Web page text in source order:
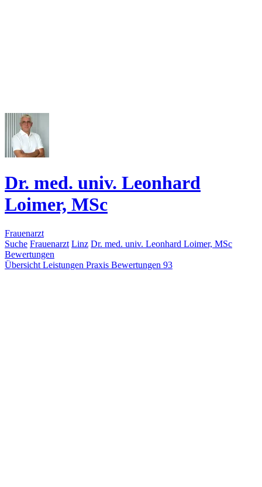
Dr. med. univ. Leonhard
Loimer, MSc
Frauenarzt
Suche Frauenarzt Linz Dr. med. univ. Leonhard Loimer, MSc
Bewertungen
Übersicht Leistungen Praxis Bewertungen 93